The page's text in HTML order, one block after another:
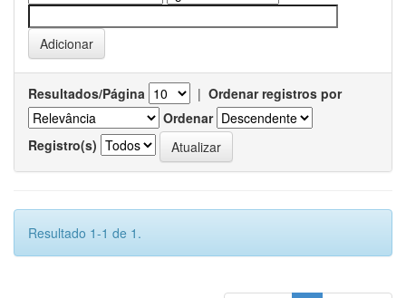
Resultados/Página | Ordenar registros por
Ordenar
Registro(s)
Resultado 1-1 de 1.